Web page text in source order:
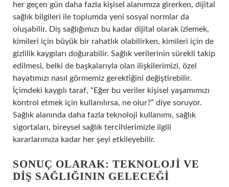
her geçen gün daha fazla kişisel alanımıza girerken, dijital
sağlık bilgileri ile toplumda yeni sosyal normlar da
oluşabilir. Diş sağlığımızı bu kadar dijital olarak izlemek,
kimileri için büyük bir rahatlık olabilirken, kimileri için de
gizlilik kaygıları doğurabilir. Sağlık verilerinin sürekli takip
edilmesi, belki de başkalarıyla olan ilişkilerimizi, özel
hayatımızı nasıl görmemiz gerektiğini değiştirebilir.
İçimdeki kaygılı taraf, “Eğer bu veriler kişisel yaşamımızı
kontrol etmek için kullanılırsa, ne olur?” diye soruyor.
Sağlık alanında daha fazla teknoloji kullanımı, sağlık
sigortaları, bireysel sağlık tercihlerimizle ilgili
kararlarımıza kadar her şeyi etkileyebilir.
SONUÇ OLARAK: TEKNOLOJI VE
DIŞ SAĞLIĞININ GELECEĞI